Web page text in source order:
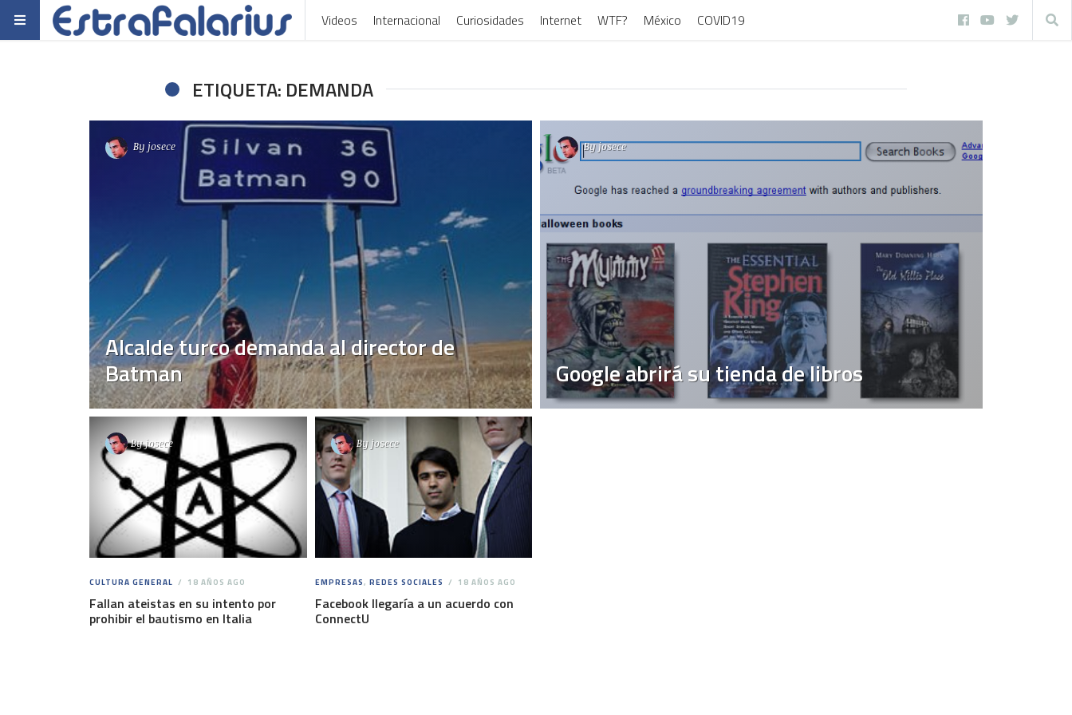
Videos Internacional Curiosidades Internet WTF? México COVID19
ETIQUETA: DEMANDA
By josece
Alcalde turco demanda al director de
Batman
Byjosece
Google abrirá su tienda de libros
Byjosece
CULTURA GENERAL 18 AÑOS AGO
Fallan ateistas en su intento por
prohibir el bautismo en Italia
Byjosece
EMPRESAS, REDES SOCIALES 18 AÑOS AGO
Facebook llegaría a un acuerdo con
ConnectU